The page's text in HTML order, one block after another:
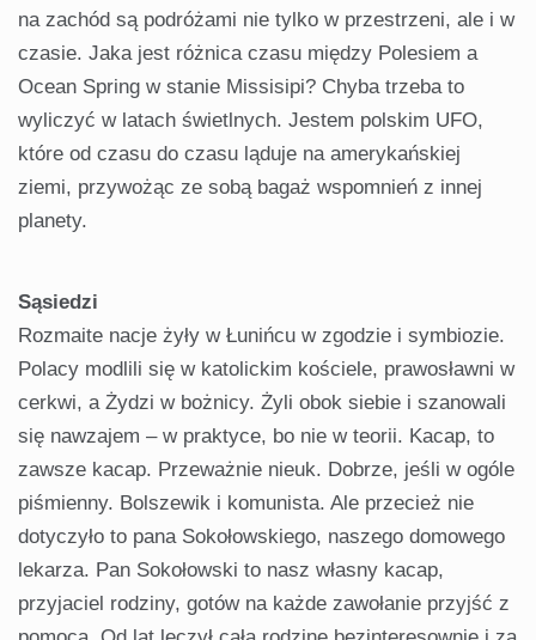
na zachód są podróżami nie tylko w przestrzeni, ale i w
czasie. Jaka jest różnica czasu między Polesiem a
Ocean Spring w stanie Missisipi? Chyba trzeba to
wyliczyć w latach świetlnych. Jestem polskim UFO,
które od czasu do czasu ląduje na amerykańskiej
ziemi, przywożąc ze sobą bagaż wspomnień z innej
planety.
Sąsiedzi
Rozmaite nacje żyły w Łunińcu w zgodzie i symbiozie.
Polacy modlili się w katolickim kościele, prawosławni w
cerkwi, a Żydzi w bożnicy. Żyli obok siebie i szanowali
się nawzajem – w praktyce, bo nie w teorii. Kacap, to
zawsze kacap. Przeważnie nieuk. Dobrze, jeśli w ogóle
piśmienny. Bolszewik i komunista. Ale przecież nie
dotyczyło to pana Sokołowskiego, naszego domowego
lekarza. Pan Sokołowski to nasz własny kacap,
przyjaciel rodziny, gotów na każde zawołanie przyjść z